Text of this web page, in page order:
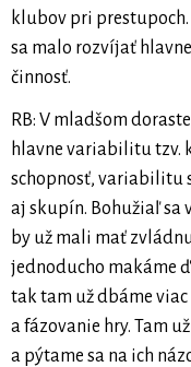
klubov pri
sa malo rozvíjať
činnosť.
RB: V mladšom
hlavne variabilitu tzv.
schopnosť, variabilitu
aj skupín. Bohužiaľ sa
by už mali mať
jednoducho makáme
tak tam už dbáme
a fázovanie hry. Tam
a pýtame sa na ich